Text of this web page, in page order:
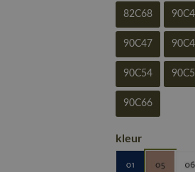
82C68
90C47
90C54
90C66
kleur